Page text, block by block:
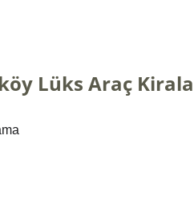
Lüks Araç